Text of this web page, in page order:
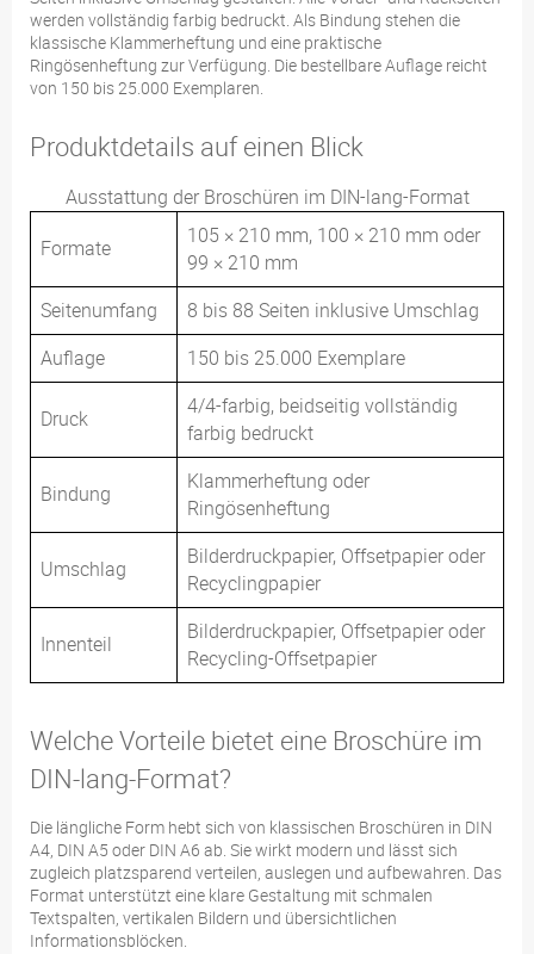
werden vollständig farbig bedruckt. Als Bindung stehen die
klassische Klammerheftung und eine praktische
Ringösenheftung zur Verfügung. Die bestellbare Auflage reicht
von 150 bis 25.000 Exemplaren.
Produktdetails auf einen Blick
Ausstattung der Broschüren im DIN-lang-Format
Formate
105 × 210 mm, 100 × 210 mm oder
99 × 210 mm
Seitenumfang
8 bis 88 Seiten inklusive Umschlag
Auflage
150 bis 25.000 Exemplare
Druck
4/4-farbig, beidseitig vollständig
farbig bedruckt
Bindung
Klammerheftung oder
Ringösenheftung
Umschlag
Bilderdruckpapier, Offsetpapier oder
Recyclingpapier
Innenteil
Bilderdruckpapier, Offsetpapier oder
Recycling-Offsetpapier
Welche Vorteile bietet eine Broschüre im
DIN-lang-Format?
Die längliche Form hebt sich von klassischen Broschüren in DIN
A4, DIN A5 oder DIN A6 ab. Sie wirkt modern und lässt sich
zugleich platzsparend verteilen, auslegen und aufbewahren. Das
Format unterstützt eine klare Gestaltung mit schmalen
Textspalten, vertikalen Bildern und übersichtlichen
Informationsblöcken.